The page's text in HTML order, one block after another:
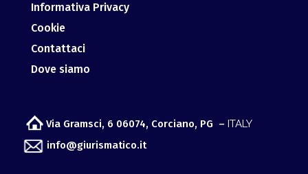
Informativa Privacy
Cookie
Contattaci
Dove siamo
Via Gramsci, 6 06074, Corciano, PG – ITALY
info@giurismatico.it